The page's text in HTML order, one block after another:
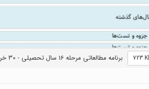
برنامه مطالعاتی مرحله 16 سال تحصیلی - 30 خرداد تا 12 تیر (PDF)